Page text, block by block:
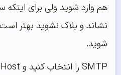
هم وارد شوید ولی برای
شوید.